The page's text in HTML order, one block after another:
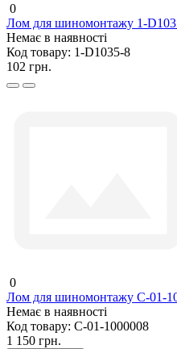
0
Лом для шиномонтажу 1-
Немає в наявності
Код товару: 1-D1035-8
102 грн.
0
Лом для шиномонтажу C-01-
Немає в наявності
Код товару: C-01-1000008
1 150 грн.